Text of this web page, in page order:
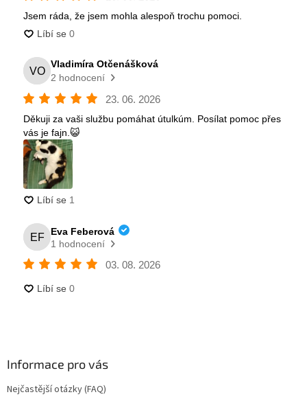
Informace pro vás
Nejčastější otázky (FAQ)